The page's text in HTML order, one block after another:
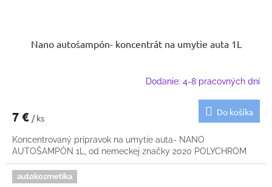
Nano autošampón- koncentrát na umytie auta 1L
Dodanie: 4-8 pracovných dní
7 € / ks
Do košíka
Koncentrovaný prípravok na umytie auta- NANO
AUTOŠAMPÓN 1L, od nemeckej značky 2020 POLYCHROM
autokozmetika